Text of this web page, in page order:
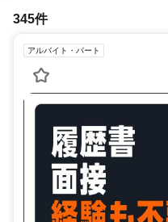
345件
アルバイト・パート